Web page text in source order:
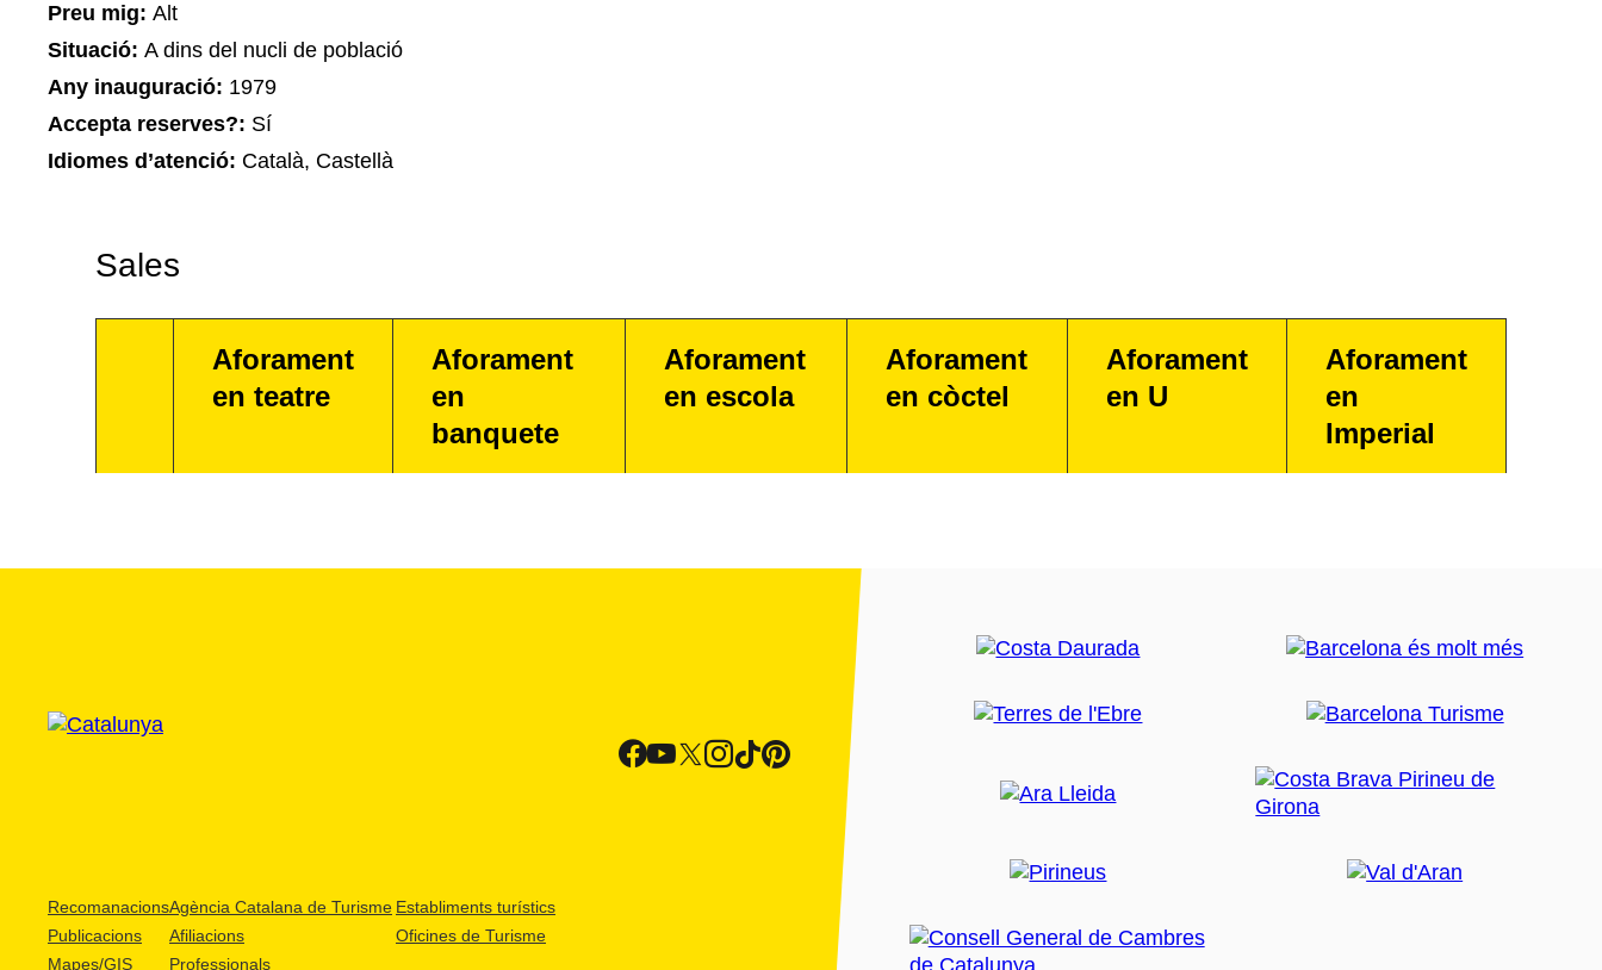
Preu mig: Alt
Situació: A dins del nucli de població
Any inauguració: 1979
Accepta reserves?: Sí
Idiomes d’atenció: Català, Castellà
Sales
Aforament
en teatre
Aforament
en
banquete
Aforament
en escola
Aforament
en còctel
Aforament
en U
Aforament
en
Imperial
Recomanacions
Publicacions
Mapes/GIS
Agència Catalana de Turisme
Afiliacions
Professionals
Establiments turístics
Oficines de Turisme